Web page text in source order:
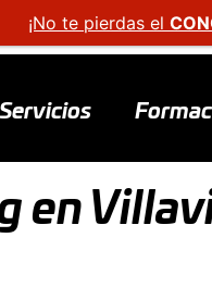
Servicios
en
¡No te pierdas el